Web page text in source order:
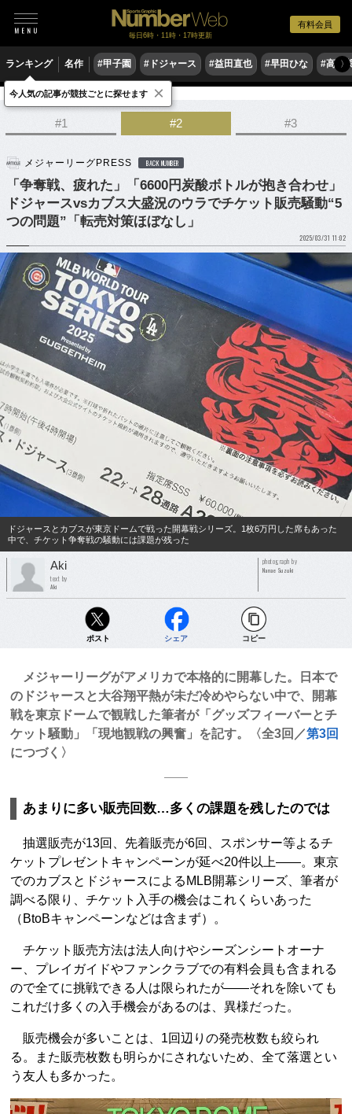
有料会員
毎日6時・11時・17時更新
ランキング 名作 #甲子園 #ドジャース #益田直也 #早田ひな #高木
〉
野球 MLB
#1 #2 #3
メジャーリーグPRESS BACK NUMBER
「争奪戦、疲れた」「6600円炭酸ボトルが抱き合わせ」
ドジャースvsカブス大盛況のウラでチケット販売騒動“5
つの問題”「転売対策ほぼなし」
2025/03/31 11:02
ドジャースとカブスが東京ドームで戦った開幕戦シリーズ。1枚6万円した席もあった
中で、チケット争奪戦の騒動には課題が残った
Aki
text by
Aki
photograph by
Nanae Suzuki
ポスト シェア コピー
メジャーリーグがアメリカで本格的に開幕した。日本で
のドジャースと大谷翔平熱が未だ冷めやらない中で、開幕
戦を東京ドームで観戦した筆者が「グッズフィーバーとチ
ケット騒動」「現地観戦の興奮」を記す。〈全3回／第3回
につづく〉
あまりに多い販売回数…多くの課題を残したのでは
抽選販売が13回、先着販売が6回、スポンサー等よるチ
ケットプレゼントキャンペーンが延べ20件以上――。東京
でのカブスとドジャースによるMLB開幕シリーズ、筆者が
調べる限り、チケット入手の機会はこれくらいあった
（BtoBキャンペーンなどは含まず）。
チケット販売方法は法人向けやシーズンシートオーナ
ー、プレイガイドやファンクラブでの有料会員も含まれる
ので全てに挑戦できる人は限られたが――それを除いても
これだけ多くの入手機会があるのは、異様だった。
販売機会が多いことは、1回辺りの発売枚数も絞られ
る。また販売枚数も明らかにされないため、全て落選とい
う友人も多かった。
今人気の記事が競技ごとに探せます ×